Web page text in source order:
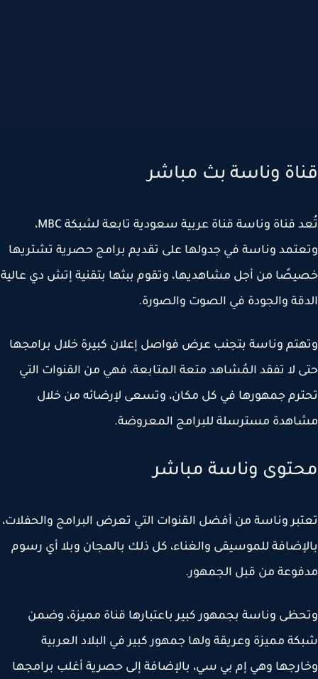
وناسة بث مباشر
تُعد قناة وناسة قناة عربية سعودية تابعة لشبكة MBC،
وناسة في جدولها على تقديم برامج حصرية تشتريها
من أجل مشاهديها، وتقوم ببثها بتقنية إتش دي عالية
والجودة في الصوت والصورة.
وناسة بتجنب عرض فواصل إعلان كبيرة خلال برامجها
لا تفقد المُشاهد متعة المتابعة، فهي من القنوات التي
جمهورها في كل مكان، وتسعى لإرضائه من خلال
مسترسلة للبرامج المعروضة.
وناسة مباشر
وناسة من أفضل القنوات التي تعرض البرامج والحفلات،
للموسيقى والغناء، كل ذلك بالمجان وبلا أي رسوم
من قبل الجمهور.
وناسة بجمهور كبير باعتبارها قناة مميزة، وضمن
مميزة وعريقة ولها جمهور كبير في البلاد العربية
وهي إم بي سي، بالإضافة إلى حصرية أغلب برامجها